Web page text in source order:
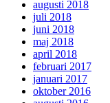
augusti 2018
juli 2018
juni 2018
maj 2018
april 2018
februari 2017
januari 2017
oktober 2016